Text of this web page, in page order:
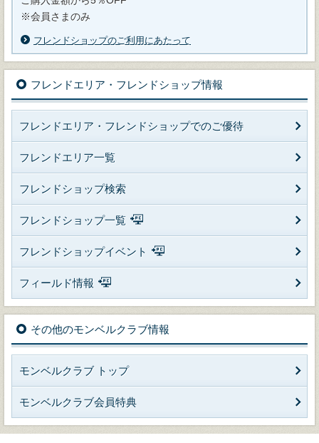
※会員さまのみ
フレンドショップのご利用にあたって
フレンドエリア・フレンドショップ情報
フレンドエリア・フレンドショップでのご優待
フレンドエリア一覧
フレンドショップ検索
フレンドショップ一覧
フレンドショップイベント
フィールド情報
その他のモンベルクラブ情報
モンベルクラブ トップ
モンベルクラブ会員特典